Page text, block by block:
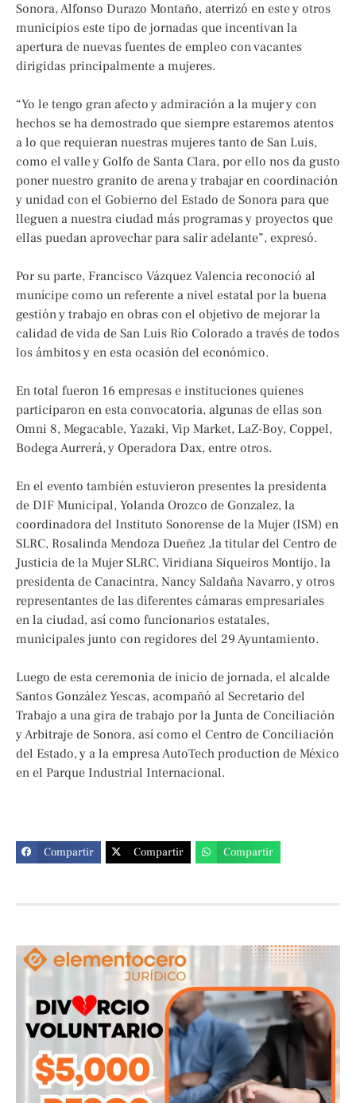
Sonora, Alfonso Durazo Montaño, aterrizó en este y otros
municipios este tipo de jornadas que incentivan la
apertura de nuevas fuentes de empleo con vacantes
dirigidas principalmente a mujeres.
“Yo le tengo gran afecto y admiración a la mujer y con
hechos se ha demostrado que siempre estaremos atentos
a lo que requieran nuestras mujeres tanto de San Luis,
como el valle y Golfo de Santa Clara, por ello nos da gusto
poner nuestro granito de arena y trabajar en coordinación
y unidad con el Gobierno del Estado de Sonora para que
lleguen a nuestra ciudad más programas y proyectos que
ellas puedan aprovechar para salir adelante”, expresó.
Por su parte, Francisco Vázquez Valencia reconoció al
munícipe como un referente a nivel estatal por la buena
gestión y trabajo en obras con el objetivo de mejorar la
calidad de vida de San Luis Río Colorado a través de todos
los ámbitos y en esta ocasión del económico.
En total fueron 16 empresas e instituciones quienes
participaron en esta convocatoria, algunas de ellas son
Omni 8, Megacable, Yazaki, Vip Market, LaZ-Boy, Coppel,
Bodega Aurrerá, y Operadora Dax, entre otros.
En el evento también estuvieron presentes la presidenta
de DIF Municipal, Yolanda Orozco de Gonzalez, la
coordinadora del Instituto Sonorense de la Mujer (ISM) en
SLRC, Rosalinda Mendoza Dueñez ,la titular del Centro de
Justicia de la Mujer SLRC, Viridiana Siqueiros Montijo, la
presidenta de Canacintra, Nancy Saldaña Navarro, y otros
representantes de las diferentes cámaras empresariales
en la ciudad, así como funcionarios estatales,
municipales junto con regidores del 29 Ayuntamiento.
Luego de esta ceremonia de inicio de jornada, el alcalde
Santos González Yescas, acompañó al Secretario del
Trabajo a una gira de trabajo por la Junta de Conciliación
y Arbitraje de Sonora, así como el Centro de Conciliación
del Estado, y a la empresa AutoTech production de México
en el Parque Industrial Internacional.
Compartir Compartir Compartir